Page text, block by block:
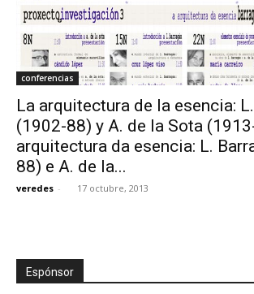
conferencias
La arquitectura de la esencia:
(1902-88) y A. de la Sota
arquitectura da esencia: L.
88) e A. de la...
veredes - 17 octubre, 2013
Espónsor